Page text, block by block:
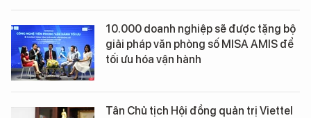
10.000 doanh nghiệp sẽ được tặng bộ
giải pháp văn phòng số MISA AMIS để
tối ưu hóa vận hành
Tân Chủ tịch Hội đồng quản trị Viettel